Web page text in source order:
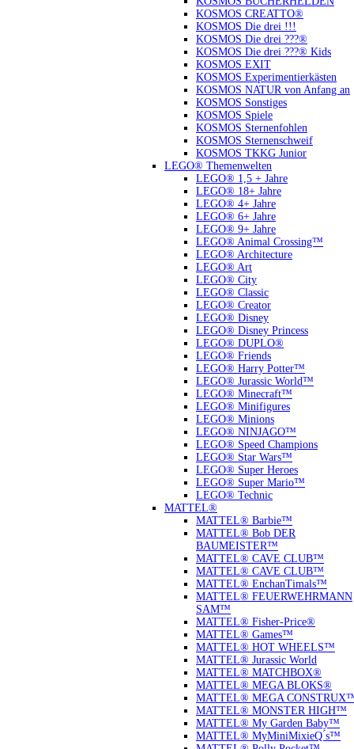
KOSMOS CREATTO®
KOSMOS Die drei !!!
KOSMOS Die drei ???®
KOSMOS Die drei ???® Kids
KOSMOS EXIT
KOSMOS Experimentierkästen
KOSMOS NATUR von Anfang an
KOSMOS Sonstiges
KOSMOS Spiele
KOSMOS Sternenfohlen
KOSMOS Sternenschweif
KOSMOS TKKG Junior
LEGO® Themenwelten
LEGO® 1,5 + Jahre
LEGO® 18+ Jahre
LEGO® 4+ Jahre
LEGO® 6+ Jahre
LEGO® 9+ Jahre
LEGO® Animal Crossing™
LEGO® Architecture
LEGO® Art
LEGO® City
LEGO® Classic
LEGO® Creator
LEGO® Disney
LEGO® Disney Princess
LEGO® DUPLO®
LEGO® Friends
LEGO® Harry Potter™
LEGO® Jurassic World™
LEGO® Minecraft™
LEGO® Minifigures
LEGO® Minions
LEGO® NINJAGO™
LEGO® Speed Champions
LEGO® Star Wars™
LEGO® Super Heroes
LEGO® Super Mario™
LEGO® Technic
MATTEL®
MATTEL® Barbie™
MATTEL® Bob DER
BAUMEISTER™
MATTEL® CAVE CLUB™
MATTEL® CAVE CLUB™
MATTEL® EnchanTimals™
MATTEL® FEUERWEHRMANN
SAM™
MATTEL® Fisher-Price®
MATTEL® Games™
MATTEL® HOT WHEELS™
MATTEL® Jurassic World
MATTEL® MATCHBOX®
MATTEL® MEGA BLOKS®
MATTEL® MEGA
MATTEL® MONSTER HIGH™
MATTEL® My Garden Baby™
MATTEL® MyMiniMixieQ ́s™